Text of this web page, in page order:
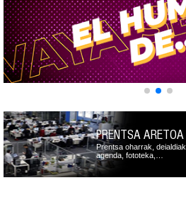
PRENTSA ARETOA
Prentsa oharrak, deialdiak,
agenda, fototeka,…